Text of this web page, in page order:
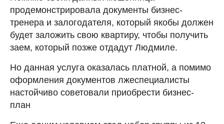
продемонстрировала документы бизнес-
тренера и залогодателя, который якобы должен
будет заложить свою квартиру, чтобы получить
заем, который позже отдадут Людмиле.
Но данная услуга оказалась платной, а помимо
оформления документов лжеспециалисты
настойчиво советовали приобрести бизнес-
план